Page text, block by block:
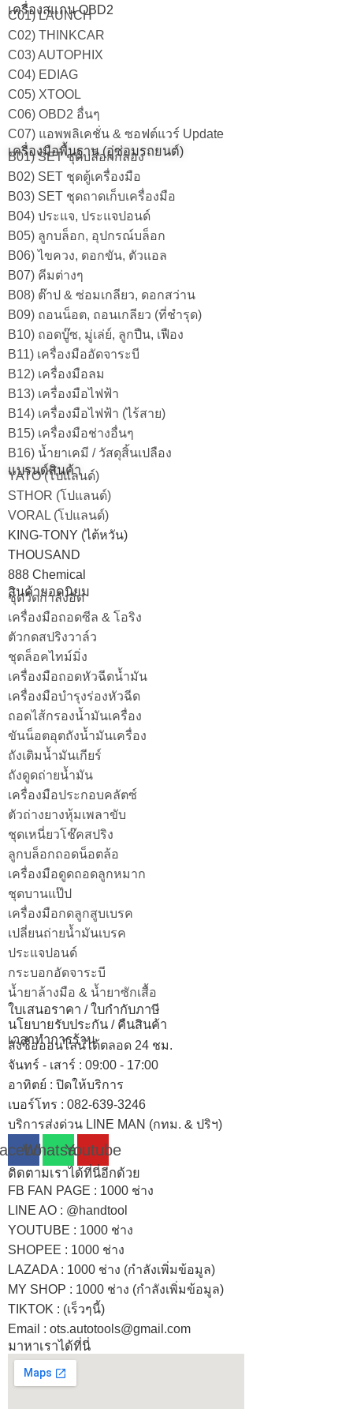
เครื่องสแกน OBD2
C01) LAUNCH
C02) THINKCAR
C03) AUTOPHIX
C04) EDIAG
C05) XTOOL
C06) OBD2 อื่นๆ
C07) แอพพลิเคชั่น & ซอฟต์แวร์ Update
เครื่องมือพื้นฐาน (อู่ซ่อมรถยนต์)
B01) SET ชุดบล็อกกล่อง
B02) SET ชุดตู้เครื่องมือ
B03) SET ชุดถาดเก็บเครื่องมือ
B04) ประแจ, ประแจปอนด์
B05) ลูกบล็อก, อุปกรณ์บล็อก
B06) ไขควง, ดอกขัน, ตัวแอล
B07) คีมต่างๆ
B08) ต๊าป & ซ่อมเกลียว, ดอกสว่าน
B09) ถอนน็อต, ถอนเกลียว (ที่ชำรุด)
B10) ถอดบู๊ซ, มู่เล่ย์, ลูกปืน, เฟือง
B11) เครื่องมืออัดจาระบี
B12) เครื่องมือลม
B13) เครื่องมือไฟฟ้า
B14) เครื่องมือไฟฟ้า (ไร้สาย)
B15) เครื่องมือช่างอื่นๆ
B16) น้ำยาเคมี / วัสดุสิ้นเปลือง
แบรนด์สินค้า
YATO (โปแลนด์)
STHOR (โปแลนด์)
VORAL (โปแลนด์)
KING-TONY (ไต้หวัน)
THOUSAND
888 Chemical
สินค้ายอดนิยม
ชุดวัดกำลังอัด
เครื่องมือถอดซีล & โอริง
ตัวกดสปริงวาล์ว
ชุดล็อคไทม์มิ่ง
เครื่องมือถอดหัวฉีดน้ำมัน
เครื่องมือบำรุงร่องหัวฉีด
ถอดไส้กรองน้ำมันเครื่อง
ขันน็อตอุตถังน้ำมันเครื่อง
ถังเติมน้ำมันเกียร์
ถังดูดถ่ายน้ำมัน
เครื่องมือประกอบคลัตซ์
ตัวถ่างยางหุ้มเพลาขับ
ชุดเหนี่ยวโช๊คสปริง
ลูกบล็อกถอดน็อตล้อ
เครื่องมือดูดถอดลูกหมาก
ชุดบานแป๊ป
เครื่องมือกดลูกสูบเบรค
เปลี่ยนถ่ายน้ำมันเบรค
ประแจปอนด์
กระบอกอัดจาระบี
น้ำยาล้างมือ & น้ำยาซักเสื้อ
ใบเสนอราคา / ใบกำกับภาษี
นโยบายรับประกัน / คืนสินค้า
เวลาทำการร้าน
สั่งซื้อออนไลน์ได้ตลอด 24 ชม.
จันทร์ - เสาร์ : 09:00 - 17:00
อาทิตย์ : ปิดให้บริการ
เบอร์โทร : 082-639-3246
บริการส่งด่วน LINE MAN (กทม. & ปริฯ)
WhatsappYoutube
ติดตามเราได้ที่นี่อีกด้วย
FB FAN PAGE : 1000 ช่าง
LINE AO : @handtool
YOUTUBE : 1000 ช่าง
SHOPEE : 1000 ช่าง
LAZADA : 1000 ช่าง (กำลังเพิ่มข้อมูล)
MY SHOP : 1000 ช่าง (กำลังเพิ่มข้อมูล)
TIKTOK : (เร็วๆนี้)
Email : ots.autotools@gmail.com
มาหาเราได้ที่นี่